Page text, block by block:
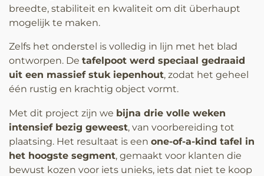
breedte, stabiliteit en kwaliteit om dit überhaupt
mogelijk te maken.
Zelfs het onderstel is volledig in lijn met het blad
ontworpen. De tafelpoot werd speciaal gedraaid
uit een massief stuk iepenhout, zodat het geheel
één rustig en krachtig object vormt.
Met dit project zijn we bijna drie volle weken
intensief bezig geweest, van voorbereiding tot
plaatsing. Het resultaat is een one-of-a-kind tafel in
het hoogste segment, gemaakt voor klanten die
bewust kozen voor iets unieks, iets dat niet te koop